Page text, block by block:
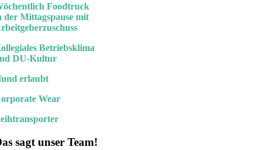
Foodtruck
der Mittagspause mit
Betriebsklima
DU-Kultur
erlaubt
Wear
sagt unser Team!